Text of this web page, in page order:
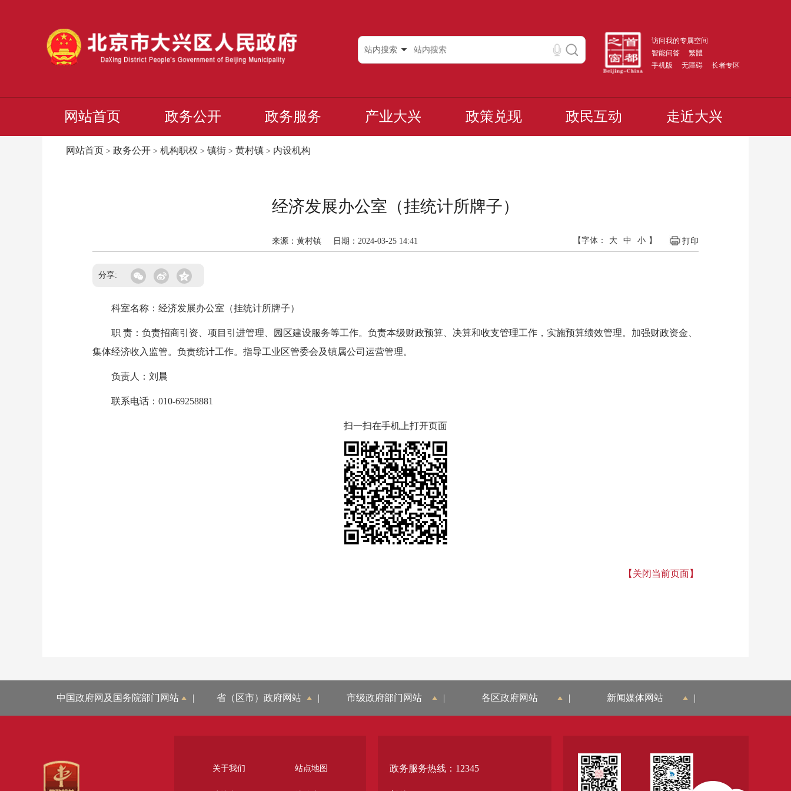
访问我的专属空间
智能问答
繁體
手机版
无障碍 长者专区
站内搜索
网站首页 政务公开 政务服务 产业大兴 政策兑现 政民互动 走近大兴
网站首页 > 政务公开 > 机构职权 > 镇街 > 黄村镇 > 内设机构
经济发展办公室（挂统计所牌子）
来源：黄村镇 日期：2024-03-25 14:41 打印
【字体： 大 中 小 】
分享:
科室名称：经济发展办公室（挂统计所牌子）
职 责：负责招商引资、项目引进管理、园区建设服务等工作。负责本级财政预算、决算和收支管理工作，实施预算绩效管理。加强财政资金、
集体经济收入监管。负责统计工作。指导工业区管委会及镇属公司运营管理。
负责人：刘晨
联系电话：010-69258881
扫一扫在手机上打开页面
【关闭当前页面】
中国政府网及国务院部门网站 | 省（区市）政府网站 | 市级政府部门网站 | 各区政府网站 | 新闻媒体网站 |
关于我们 站点地图 政务服务热线：12345